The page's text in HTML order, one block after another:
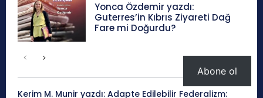
Yonca Özdemir yazdı:
Guterres’in Kıbrıs Ziyareti Dağ
Fare mi Doğurdu?
Kerim M. Munir yazdı: Adapte Edilebilir Federalizm:
Abone ol